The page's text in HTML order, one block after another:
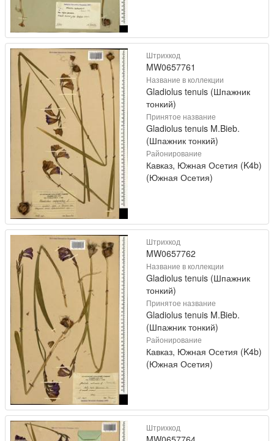
Штрихкод
MW0657761
Название в коллекции
Gladiolus tenuis (Шпажник
тонкий)
Принятое название
Gladiolus tenuis M.Bieb.
(Шпажник тонкий)
Районирование
Кавказ, Южная Осетия (K4b)
(Южная Осетия)
Штрихкод
MW0657762
Название в коллекции
Gladiolus tenuis (Шпажник
тонкий)
Принятое название
Gladiolus tenuis M.Bieb.
(Шпажник тонкий)
Районирование
Кавказ, Южная Осетия (K4b)
(Южная Осетия)
Штрихкод